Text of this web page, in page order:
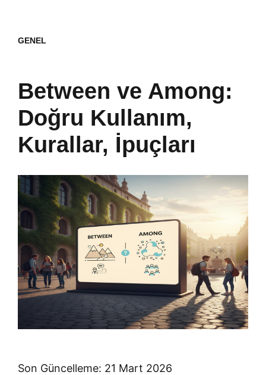
GENEL
Between ve Among:
Doğru Kullanım,
Kurallar, İpuçları
Son Güncelleme: 21 Mart 2026